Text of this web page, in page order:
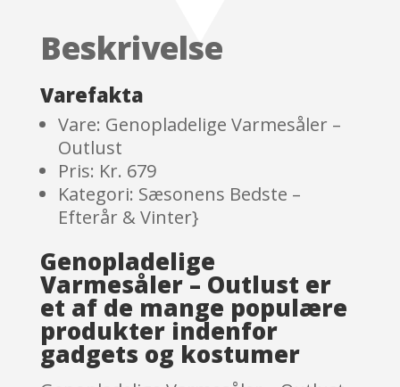
ratings
Beskrivelse
Varefakta
Vare: Genopladelige Varmesåler –
Outlust
Pris: Kr. 679
Kategori: Sæsonens Bedste –
Efterår & Vinter}
Genopladelige
Varmesåler – Outlust er
et af de mange populære
produkter indenfor
gadgets og kostumer